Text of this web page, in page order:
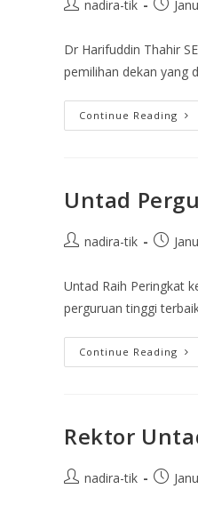
nadira-tik
Dr Harifuddin Thahir
pemilihan dekan yang
Continue Reading
Untad
nadira-tik
Untad Raih Peringkat
perguruan tinggi
Continue Reading
Rektor
nadira-tik